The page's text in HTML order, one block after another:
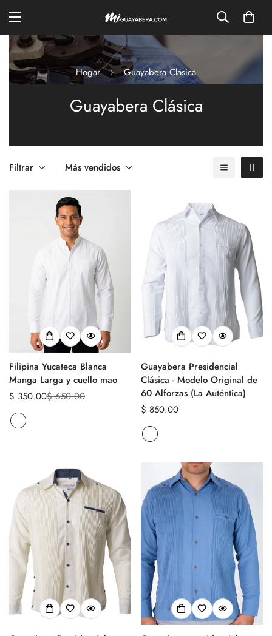
Hogar Guayabera Clásica
Guayabera Clásica
Filtrar Más vendidos
Filipina Yucateca Blanca
Manga Larga y cuello mao
Precio
de
venta
$ 350.00
Precio
regular
$ 650.00
Guayabera Presidencial
Clásica - Modelo Original de
60 Alforzas (La Auténtica)
Precio
regular
$ 850.00